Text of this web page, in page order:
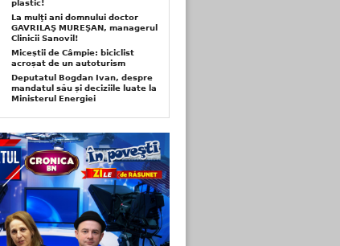
plastic!
La mulţi ani domnului doctor
GAVRILAŞ MUREŞAN, managerul
Clinicii Sanovil!
Miceștii de Câmpie: biciclist
acroșat de un autoturism
Deputatul Bogdan Ivan, despre
mandatul său și deciziile luate la
Ministerul Energiei